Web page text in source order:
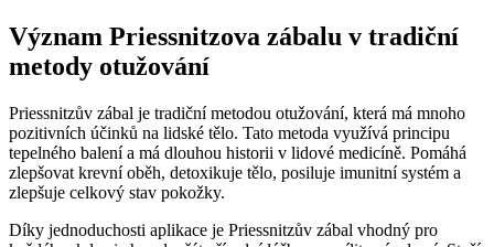
Význam Priessnitzova zábalu v tradiční
metody otužování
Priessnitzův zábal je tradiční metodou otužování, která má mnoho
pozitivních účinků na lidské tělo. Tato metoda využívá principu
tepelného balení a má dlouhou historii v lidové medicíně. Pomáhá
zlepšovat krevní oběh, detoxikuje tělo, posiluje imunitní systém a
zlepšuje celkový stav pokožky.
Díky jednoduchosti aplikace je Priessnitzův zábal vhodný pro